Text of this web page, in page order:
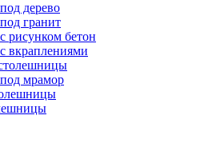
дерево
гранит
рисунком бетон
вкраплениями
мрамор